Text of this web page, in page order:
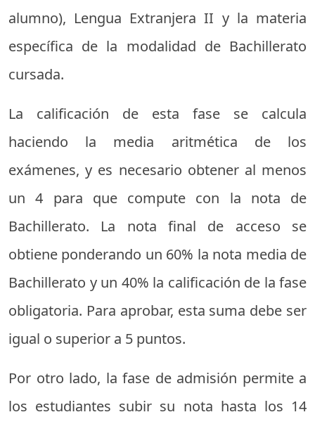
alumno), Lengua Extranjera II y la materia
específica de la modalidad de Bachillerato
cursada.
La calificación de esta fase se calcula
haciendo la media aritmética de los
exámenes, y es necesario obtener al menos
un 4 para que compute con la nota de
Bachillerato. La nota final de acceso se
obtiene ponderando un 60% la nota media de
Bachillerato y un 40% la calificación de la fase
obligatoria. Para aprobar, esta suma debe ser
igual o superior a 5 puntos.
Por otro lado, la fase de admisión permite a
los estudiantes subir su nota hasta los 14